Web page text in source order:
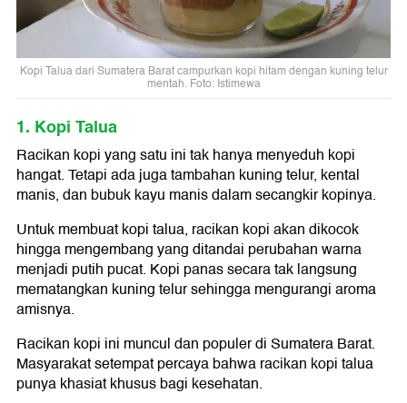
Kopi Talua dari Sumatera Barat campurkan kopi hitam dengan kuning telur
mentah. Foto: Istimewa
1. Kopi Talua
Racikan kopi yang satu ini tak hanya menyeduh kopi
hangat. Tetapi ada juga tambahan kuning telur, kental
manis, dan bubuk kayu manis dalam secangkir kopinya.
Untuk membuat kopi talua, racikan kopi akan dikocok
hingga mengembang yang ditandai perubahan warna
menjadi putih pucat. Kopi panas secara tak langsung
mematangkan kuning telur sehingga mengurangi aroma
amisnya.
Racikan kopi ini muncul dan populer di Sumatera Barat.
Masyarakat setempat percaya bahwa racikan kopi talua
punya khasiat khusus bagi kesehatan.